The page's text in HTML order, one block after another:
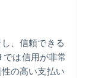
、信頼できる
は信用が非常
の高い支払い